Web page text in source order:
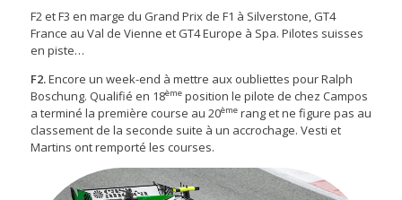
F2 et F3 en marge du Grand Prix de F1 à Silverstone, GT4
France au Val de Vienne et GT4 Europe à Spa. Pilotes suisses
en piste…
F2.Encore un week-end à mettre aux oubliettes pour Ralph
Boschung. Qualifié en 18èmeposition le pilote de chez Campos
a terminé la première course au 20èmerang et ne figure pas au
classement de la seconde suite à un accrochage. Vesti et
Martins ont remporté les courses.